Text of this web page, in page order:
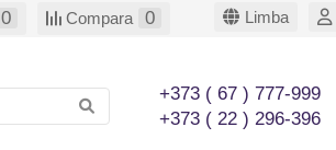
0 Compara 0 Limba
+373 ( 67 ) 777-999
+373 ( 22 ) 296-396